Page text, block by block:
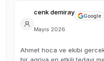
cenk demiray Google
Mayıs 2026
Ahmet hoca ve ekibi